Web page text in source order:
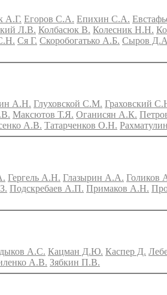
А.Г. Егоров С.А. Епихин С.А.
Л.В. Колбасюк В. Колесник Н.Н.
Ся Г. Скоробогатько А.Б. Сыров
А.Н. Глуховской С.М. Граховский
Максютов Т.Я. Оганисян А.К.
А.В. Татарченков О.Н.
Гергель А.Н. Глазырин А.А. Голиков
Подскребаев А.П. Примаков А.Н.
А.С. Кацман Д.Ю. Каспер Д.
А.В. Зябкин П.В.